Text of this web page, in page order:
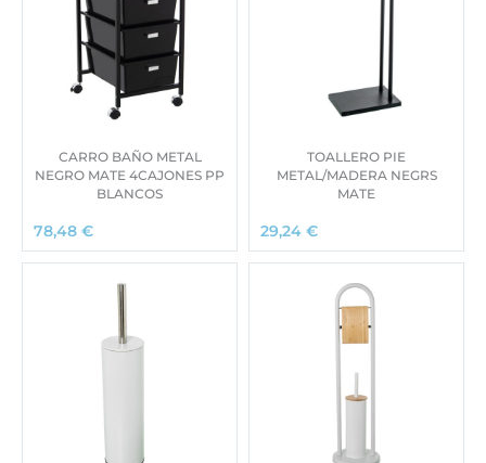
CARRO BAÑO METAL
NEGRO MATE 4CAJONES PP
BLANCOS
78,48 €
TOALLERO PIE
METAL/MADERA NEGRS
MATE
29,24 €